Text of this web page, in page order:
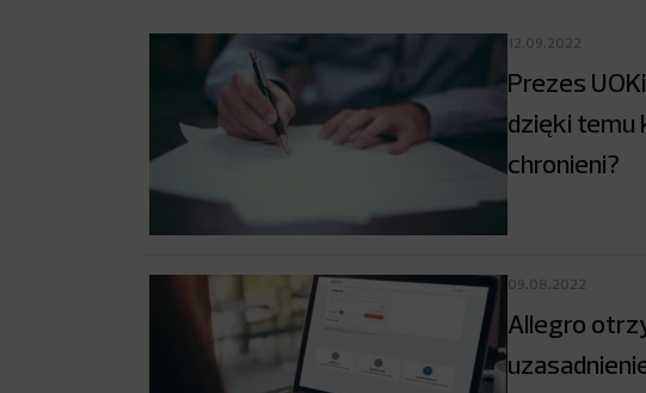
12.09.2022
Prezes
dzięki temu
chronieni?
09.08.2022
Allegro